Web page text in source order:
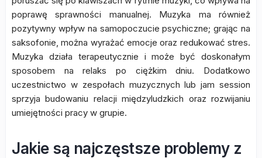
poprawę sprawności manualnej. Muzyka ma również
pozytywny wpływ na samopoczucie psychiczne; grając na
saksofonie, można wyrażać emocje oraz redukować stres.
Muzyka działa terapeutycznie i może być doskonałym
sposobem na relaks po ciężkim dniu. Dodatkowo
uczestnictwo w zespołach muzycznych lub jam session
sprzyja budowaniu relacji międzyludzkich oraz rozwijaniu
umiejętności pracy w grupie.
Jakie są najczęstsze problemy z